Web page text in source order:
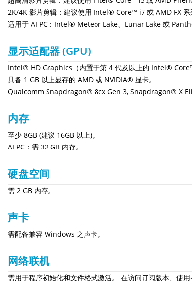
2K/4K 影片剪辑：建议使用 Intel® Core™ i7 或 AMD FX 系
适用于 AI PC：Intel® Meteor Lake、Lunar Lake 或
显示适配器 (GPU)
Intel® HD Graphics（内置于第 4 代及以上的 Intel®
具备 1 GB 以上显存的 AMD 或 NVIDIA® 显卡。
Qualcomm Snapdragon® 8cx Gen 3, Snapdragon® X
内存
至少 8GB (建议 16GB 以上)。
AI PC：需 32 GB 内存。
硬盘空间
需 2 GB 内存。
声卡
需配备兼容 Windows 之声卡。
网络联机
需用于程序初始化和文件格式激活。 在访问订阅版本、使